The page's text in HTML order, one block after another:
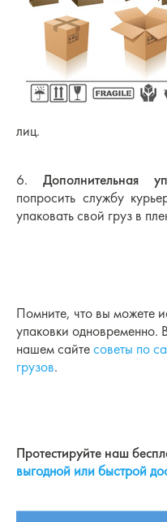
лиц.
6. Дополнительная
попросить службу
упаковать свой груз в
Помните, что вы можете
упаковки одновременно.
нашем сайтесоветы по
грузов.
Протестируйте наш
выгодной или быстрой